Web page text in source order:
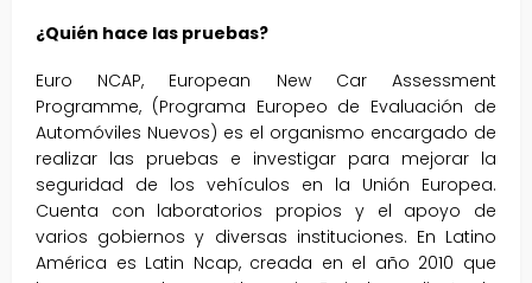
¿Quién hace las pruebas?
Euro NCAP, European New Car Assessment
Programme, (Programa Europeo de Evaluación de
Automóviles Nuevos) es el organismo encargado de
realizar las pruebas e investigar para mejorar la
seguridad de los vehículos en la Unión Europea.
Cuenta con laboratorios propios y el apoyo de
varios gobiernos y diversas instituciones. En Latino
América es Latin Ncap, creada en el año 2010 que